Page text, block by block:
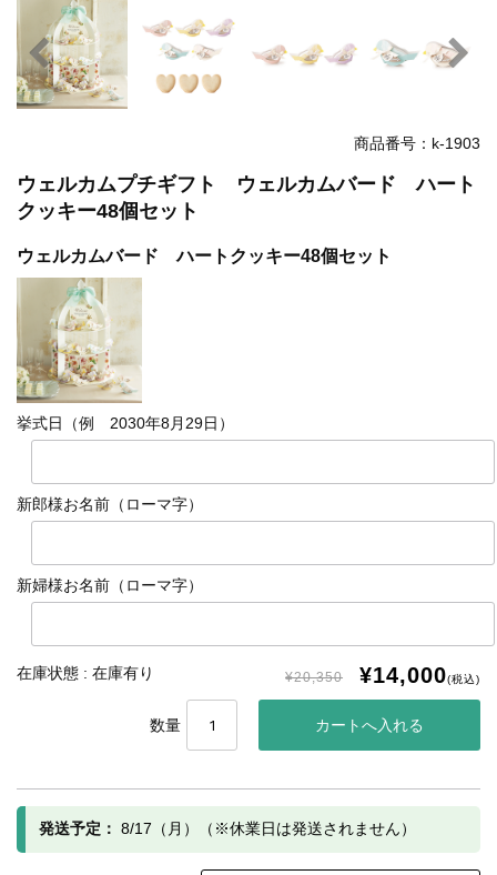
商品番号：k-1903
ウェルカムプチギフト ウェルカムバード ハート
クッキー48個セット
ウェルカムバード ハートクッキー48個セット
挙式日（例 2030年8月29日）
新郎様お名前（ローマ字）
新婦様お名前（ローマ字）
在庫状態 : 在庫有り ¥20,350 ¥14,000(税込)
数量
発送予定： 8/17（月）（※休業日は発送されません）